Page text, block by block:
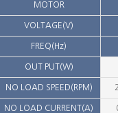
MOTOR
VOLTAGE(V)
FREQ(Hz)
OUT PUT(W)
NO LOAD SPEED(RPM)
NO LOAD CURRENT(A)